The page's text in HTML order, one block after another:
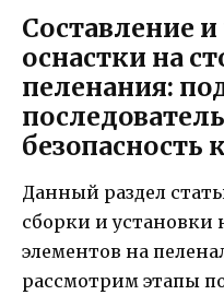
Составление
оснастки на
пеленания:
безопасность
Данный раздел
сборки и установки
элементов на
рассмотрим этапы